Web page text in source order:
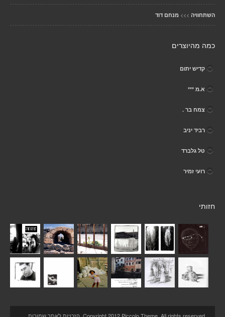
השתחוויה >>> מנחם דוד
כמה מהיוצרים
קדיש יתום
א.מ ***
צמח בר .
רביד יניב
טל גלברד
רועי זמיר
חזותי